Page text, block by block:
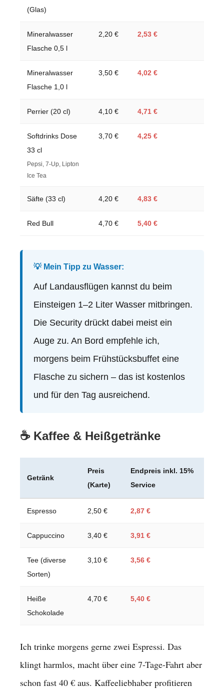
(Glas)
Mineralwasser
Flasche 0,5 l
2,20 € 2,53 €
Mineralwasser
Flasche 1,0 l
3,50 € 4,02 €
Perrier (20 cl) 4,10 € 4,71 €
Softdrinks Dose
33 cl
Pepsi, 7-Up, Lipton
Ice Tea
3,70 € 4,25 €
Säfte (33 cl) 4,20 € 4,83 €
Red Bull 4,70 € 5,40 €
💡 Mein Tipp zu Wasser:
Auf Landausflügen kannst du beim
Einsteigen 1–2 Liter Wasser mitbringen.
Die Security drückt dabei meist ein
Auge zu. An Bord empfehle ich,
morgens beim Frühstücksbuffet eine
Flasche zu sichern – das ist kostenlos
und für den Tag ausreichend.
☕ Kaffee & Heißgetränke
Getränk
Preis
(Karte)
Endpreis inkl. 15%
Service
Espresso 2,50 € 2,87 €
Cappuccino 3,40 € 3,91 €
Tee (diverse
Sorten)
3,10 € 3,56 €
Heiße
Schokolade
4,70 € 5,40 €
Ich trinke morgens gerne zwei Espressi. Das
klingt harmlos, macht über eine 7-Tage-Fahrt aber
schon fast 40 € aus. Kaffeeliebhaber profitieren